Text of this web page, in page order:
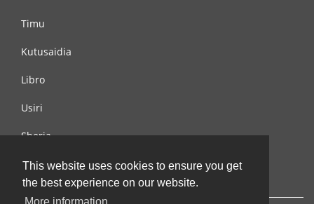
This website uses cookies to ensure you get
the best experience on our website.
Timu
Kutusaidia
Libro
Usiri
Sheria
Wasiliana na si